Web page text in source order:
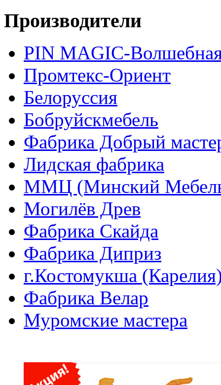
Производители
PIN MAGIС-
Промтекс-Ориент
Белоруссия
Бобруйскмебель
Фабрика Добрый
Лидская фабрика
ММЦ (Минский
Могилёв Древ
Фабрика Скайда
Фабрика Диприз
г.Костомукша
Фабрика Велар
Муромские мастера